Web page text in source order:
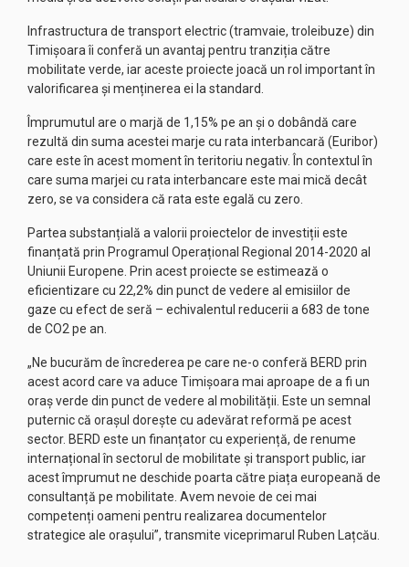
Infrastructura de transport electric (tramvaie, troleibuze) din
Timișoara îi conferă un avantaj pentru tranziția către
mobilitate verde, iar aceste proiecte joacă un rol important în
valorificarea și menținerea ei la standard.
Împrumutul are o marjă de 1,15% pe an și o dobândă care
rezultă din suma acestei marje cu rata interbancară (Euribor)
care este în acest moment în teritoriu negativ. În contextul în
care suma marjei cu rata interbancare este mai mică decât
zero, se va considera că rata este egală cu zero.
Partea substanțială a valorii proiectelor de investiții este
finanțată prin Programul Operațional Regional 2014-2020 al
Uniunii Europene. Prin acest proiecte se estimează o
eficientizare cu 22,2% din punct de vedere al emisiilor de
gaze cu efect de seră – echivalentul reducerii a 683 de tone
de CO2 pe an.
„Ne bucurăm de încrederea pe care ne-o conferă BERD prin
acest acord care va aduce Timișoara mai aproape de a fi un
oraș verde din punct de vedere al mobilității. Este un semnal
puternic că orașul dorește cu adevărat reformă pe acest
sector. BERD este un finanțator cu experiență, de renume
internațional în sectorul de mobilitate și transport public, iar
acest împrumut ne deschide poarta către piața europeană de
consultanță pe mobilitate. Avem nevoie de cei mai
competenți oameni pentru realizarea documentelor
strategice ale orașului”, transmite viceprimarul Ruben Lațcău.